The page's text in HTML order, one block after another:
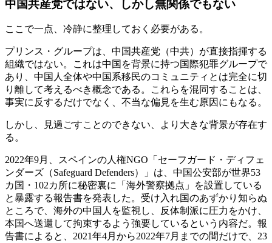
中国共産党ではない、しかし無関係でもない
ここで一点、冷静に整理しておく必要がある。
プリンス・グループは、中国共産党（中共）が直接指揮する
組織ではない。これは中国を背景に持つ国際犯罪グループで
あり、中国人全体や中国系移民のコミュニティとは完全に切
り離して考えるべき概念である。これらを混同することは、
事実に反するだけでなく、不当な偏見を生む原因にもなる。
しかし、見過ごすことのできない、より大きな背景が存在す
る。
2022年9月、スペインの人権NGO「セーフガード・ディフェ
ンダーズ（Safeguard Defenders）」は、中国公安部が世界53
カ国・102カ所に秘密裏に「海外警察拠点」を設置している
と暴露する報告書を発表した。受け入れ国のあずかり知らぬ
ところで、海外の中国人を監視し、反体制派に圧力をかけ、
本国へ送還して拘束するよう強要しているという内容だ。報
告書によると、2021年4月から2022年7月までの間だけで、23